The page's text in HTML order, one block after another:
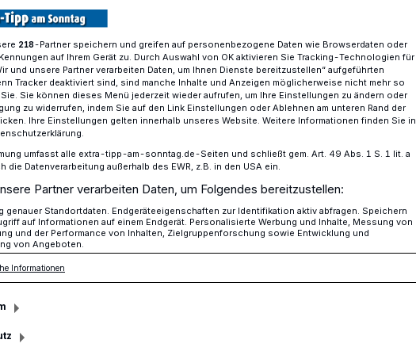
MG registrierte 4 165 Geburten in 2024
auf Platz 1
Emilia und Lia – diese weiblichen
am häufigsten gewählt.
landete im vergangenen Jahr Noah auf
Ben.
218-Partner speichern und greifen auf personenbezogene Daten wie Browserdaten oder
auf Ihrem Gerät zu. Durch Auswahl von OK aktivieren Sie Tracking-Technologien für
und unsere Partner verarbeiten Daten, um Ihnen Dienste bereitzustellen“ aufgeführten
Tracker deaktiviert sind, sind manche Inhalte und Anzeigen möglicherweise nicht mehr so
Sie können dieses Menü jederzeit wieder aufrufen, um Ihre Einstellungen zu ändern oder
zu widerrufen, indem Sie auf den Link Einstellungen oder Ablehnen am unteren Rand der
Ihre Einstellungen gelten innerhalb unseres Website. Weitere Informationen finden Sie in
umfasst alle extra-tipp-am-sonntag.de-Seiten und schließt gem. Art. 49 Abs. 1 S. 1 lit. a
die Datenverarbeitung außerhalb des EWR, z.B. in den USA ein.
Partner verarbeiten Daten, um Folgendes bereitzustellen:
genauer Standortdaten. Endgeräteeigenschaften zur Identifikation aktiv abfragen. Speichern
auf Informationen auf einem Endgerät. Personalisierte Werbung und Inhalte, Messung von
und der Performance von Inhalten, Zielgruppenforschung sowie Entwicklung und
von Angeboten.
Informationen